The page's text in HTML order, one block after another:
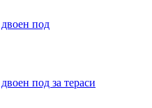
двоен под
под за тераси